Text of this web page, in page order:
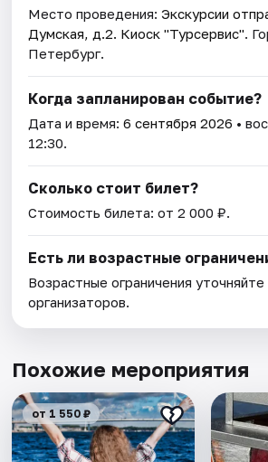
Место проведения:Экскурсии
Думская, д.2. Киоск "Турсервис".
Петербург.
Когда запланирован событие?
Дата и время:6 сентября 2026 •
12:30.
Сколько стоит билет?
Стоимость билета: от 2 000 ₽.
Есть ли возрастные
Возрастные ограничения уточняйте
организаторов.
Похожие мероприятия
от 1 550 ₽